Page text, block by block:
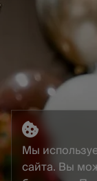
Мы
сайта. Вы